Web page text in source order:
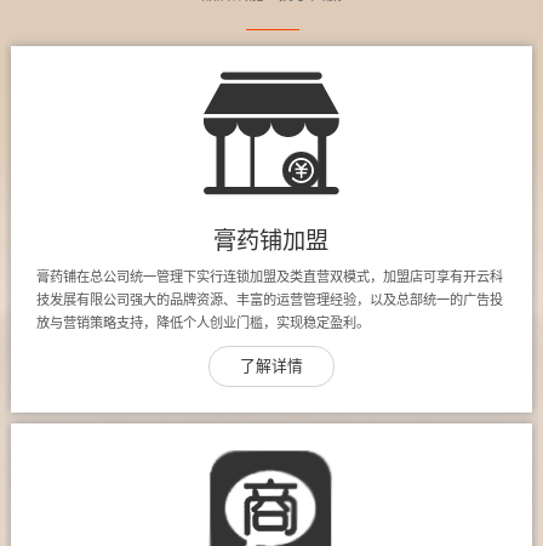
膏药铺加盟
膏药铺在总公司统一管理下实行连锁加盟及类直营双模式，加盟店可享有开云科
技发展有限公司强大的品牌资源、丰富的运营管理经验，以及总部统一的广告投
放与营销策略支持，降低个人创业门槛，实现稳定盈利。
了解详情